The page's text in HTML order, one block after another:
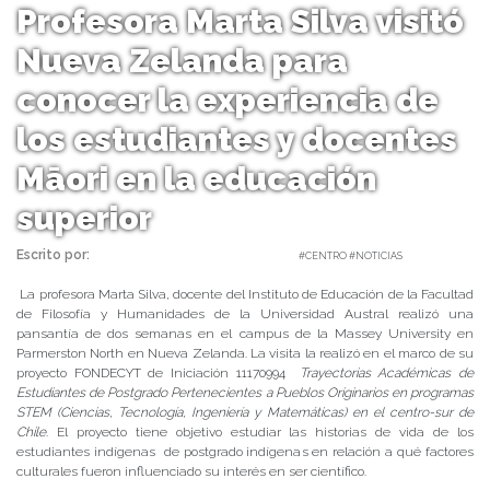
Profesora Marta Silva visitó
Nueva Zelanda para
conocer la experiencia de
los estudiantes y docentes
Māori en la educación
superior
Escrito por: #CENTRO #NOTICIAS
La profesora Marta Silva, docente del Instituto de Educación de la Facultad
de Filosofía y Humanidades de la Universidad Austral realizó una
pansantía de dos semanas en el campus de la Massey University en
Parmerston North en Nueva Zelanda. La visita la realizó en el marco de su
proyecto FONDECYT de Iniciación 11170994
Trayectorias Académicas de
Estudiantes de Postgrado Pertenecientes a Pueblos Originarios en programas
STEM (Ciencias, Tecnología, Ingeniería y Matemáticas) en el centro-sur de
Chile. El proyecto tiene objetivo estudiar las historias de vida de los
estudiantes indígenas de postgrado indígenas en relación a qué factores
culturales fueron influenciado su interés en ser científico.